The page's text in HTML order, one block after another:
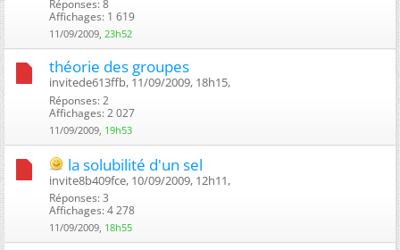
Réponses: 8
Affichages: 1 619
11/09/2009, 23h52
théorie des groupes
invitede613ffb, 11/09/2009, 18h15, ‎
Réponses: 2
Affichages: 2 027
11/09/2009, 19h53
la solubilité d'un sel
invite8b409fce, 10/09/2009, 12h11, ‎
Réponses: 3
Affichages: 4 278
11/09/2009, 18h55